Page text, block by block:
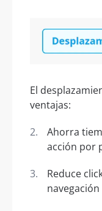
El
ventajas:
Ahorra
acción por
Reduce